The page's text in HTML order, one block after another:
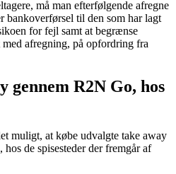
må man efterfølgende afregne
til den som har lagt
for fejl samt at begrænse
afregning, på opfordring fra
gennem R2N Go, hos
muligt, at købe udvalgte take away
de spisesteder der fremgår af